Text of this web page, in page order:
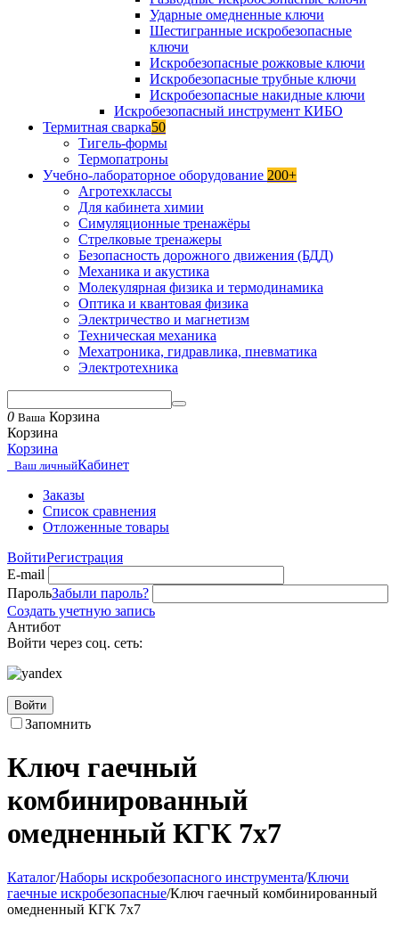
Ударные омедненные ключи
Шестигранные искробезопасные
ключи
Искробезопасные рожковые ключи
Искробезопасные трубные ключи
Искробезопасные накидные ключи
Искробезопасный инструмент КИБО
Термитная сварка50
Тигель-формы
Термопатроны
Учебно-лабораторное оборудование 200+
Агротехклассы
Для кабинета химии
Симуляционные тренажёры
Стрелковые тренажеры
Безопасность дорожного движения (БДД)
Механика и акустика
Молекулярная физика и термодинамика
Оптика и квантовая физика
Электричество и магнетизм
Техническая механика
Мехатроника, гидравлика, пневматика
Электротехника
0 Ваша Корзина
Корзина
Корзина
Ваш личныйКабинет
Заказы
Список сравнения
Отложенные товары
ВойтиРегистрация
E-mail
ПарольЗабыли пароль?
Создать учетную запись
Антибот
Войти через соц. сеть:
Войти
Запомнить
Ключ гаечный
комбинированный
омедненный КГК 7х7
Каталог/Наборы искробезопасного инструмента/Ключи
гаечные искробезопасные/Ключ гаечный комбинированный
омедненный КГК 7х7